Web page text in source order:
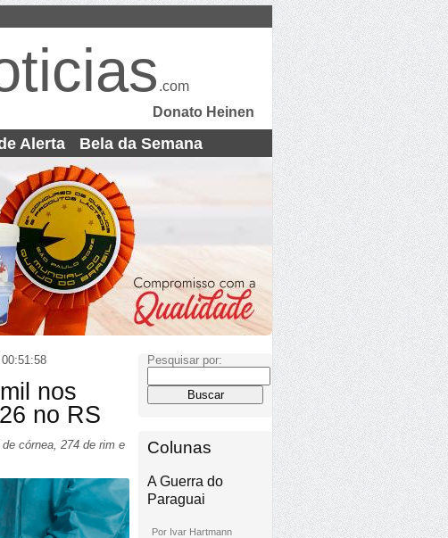
.com
Donato Heinen
Alerta Bela da Semana
nos
no RS
córnea, 274 de rim e
Pesquisar por:
Colunas
A Guerra do
Paraguai
Por Ivar Hartmann